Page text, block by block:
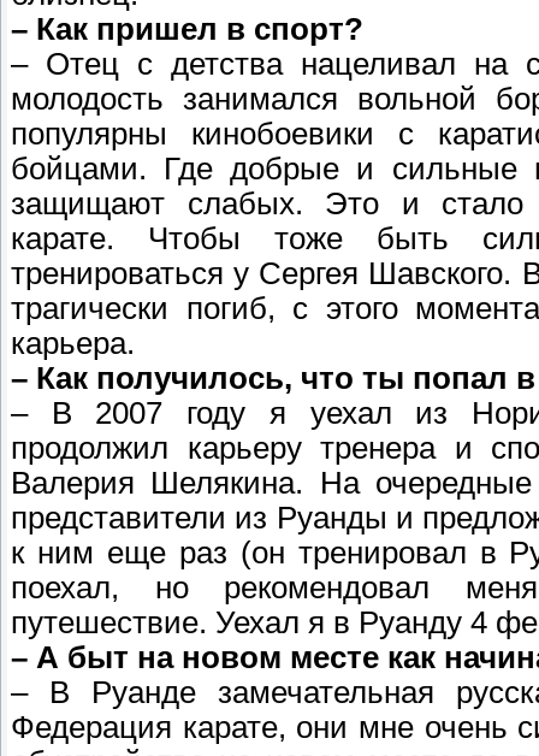
– Как пришел в спорт?
– Отец с детства нацеливал на
молодость занимался вольной
популярны кинобоевики с
бойцами. Где добрые и сильные
защищают слабых. Это и стало
карате. Чтобы тоже быть
тренироваться у Сергея
трагически погиб, с этого
карьера.
– Как получилось, что ты попал
– В 2007 году я уехал из
продолжил карьеру тренера и
Валерия Шелякина. На
представители из Руанды и
к ним еще раз (он тренировал в
поехал, но рекомендовал
путешествие. Уехал я в Руанду 4
– А быт на новом месте как
– В Руанде замечательная
Федерация карате, они мне очень